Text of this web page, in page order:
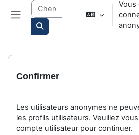
Passer au contenu principal
Panneau latéral
Vous
Confirmer
Les utilisateurs anonymes ne
les profils utilisateurs. Veuillez
compte utilisateur pour continuer.